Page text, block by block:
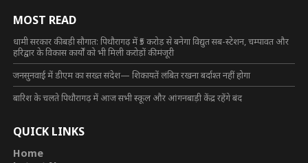
MOST READ
धामी सरकार की बड़ी सौगात: पिथौरागढ़ में ₹5 करोड़ से बनेगा विद्युत सब-स्टेशन, चम्पावत और
हरिद्वार के विकास कार्यों को भी मिली करोड़ों की मंजूरी
जनसुनवाई में डीएम का सख्त संदेश— शिकायतें लंबित रखना बर्दाश्त नहीं होगा
बारिश के चलते पिथौरागढ़ में आज सभी स्कूल और आंगनबाड़ी केंद्र रहेंगे बंद
QUICK LINKS
Home